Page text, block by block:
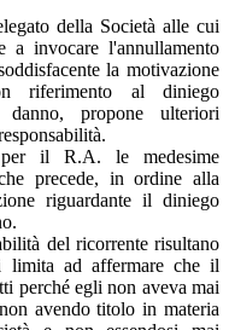
della Società alle cui
a invocare l'annullamento
la motivazione
riferimento al diniego
danno, propone ulteriori
il R.A. le medesime
precede, in ordine alla
riguardante il diniego
del ricorrente risultano
limita ad affermare che il
perché egli non aveva mai
avendo titolo in materia